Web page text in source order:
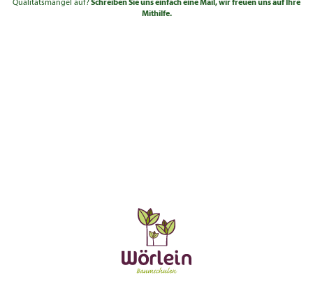
Qualitätsmangel auf?Schreiben Sie uns einfach eine Mail, wir freuen uns auf Ihre
Mithilfe.